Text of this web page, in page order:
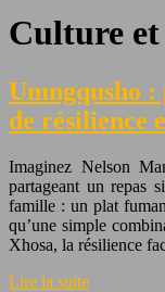
Culture
Umngqusho :
de résilience
Imaginez Nelson
partageant un repas
famille : un plat
qu’une simple
Xhosa, la résilience
Lire la suite